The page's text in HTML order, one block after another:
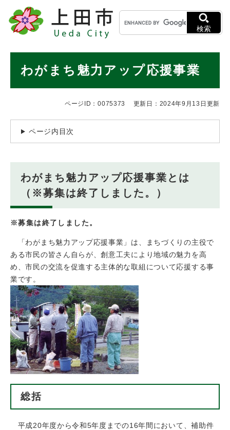
メニューを飛ばして本文へ
キ
ー
ワ
検
検索
わがまち魅力アップ応援事業
ページID：0075373 更新日：2024年9月13日更新
ページ内目次
わがまち魅力アップ応援事業とは
（※募集は終了しました。）
※募集は終了しました。
「わがまち魅力アップ応援事業」は、まちづくりの主役で
ある市民の皆さん自らが、創意工夫により地域の魅力を高
め、市民の交流を促進する主体的な取組について応援する事
業です。
総括
平成20年度から令和5年度までの16年間において、補助件